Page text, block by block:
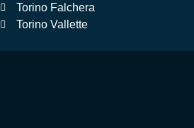
Torino Falchera
Torino Vallette